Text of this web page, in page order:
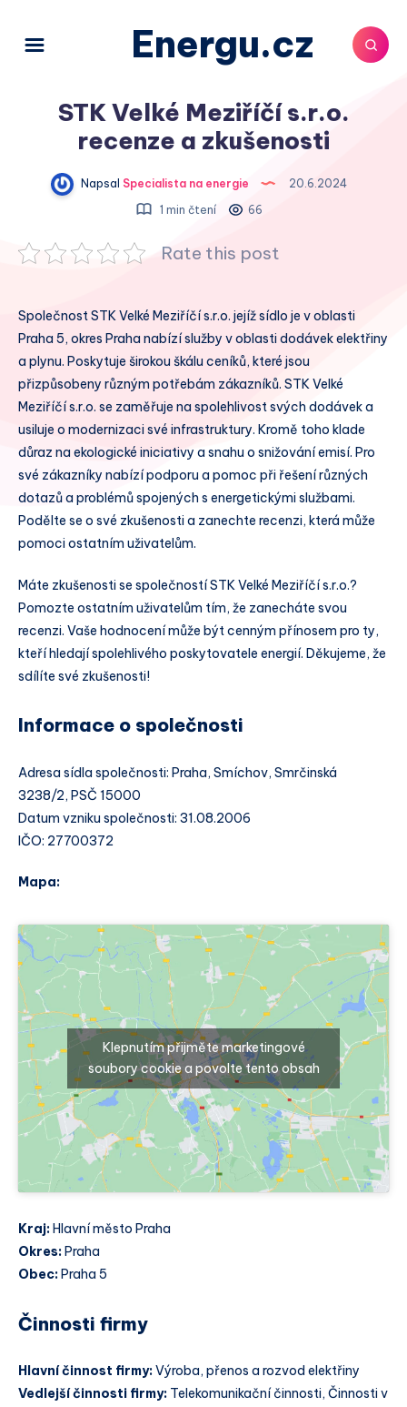
Energu.cz
STK Velké Meziříčí s.r.o.
recenze a zkušenosti
Napsal Specialista na energie
20.6.2024
1 min čtení
66
Rate this post
Společnost STK Velké Meziříčí s.r.o. jejíž sídlo je v oblasti
Praha 5, okres Praha nabízí služby v oblasti dodávek elektřiny
a plynu. Poskytuje širokou škálu ceníků, které jsou
přizpůsobeny různým potřebám zákazníků. STK Velké
Meziříčí s.r.o. se zaměřuje na spolehlivost svých dodávek a
usiluje o modernizaci své infrastruktury. Kromě toho klade
důraz na ekologické iniciativy a snahu o snižování emisí. Pro
své zákazníky nabízí podporu a pomoc při řešení různých
dotazů a problémů spojených s energetickými službami.
Podělte se o své zkušenosti a zanechte recenzi, která může
pomoci ostatním uživatelům.
Máte zkušenosti se společností STK Velké Meziříčí s.r.o.?
Pomozte ostatním uživatelům tím, že zanecháte svou
recenzi. Vaše hodnocení může být cenným přínosem pro ty,
kteří hledají spolehlivého poskytovatele energií. Děkujeme, že
sdílíte své zkušenosti!
Informace o společnosti
Adresa sídla společnosti: Praha, Smíchov, Smrčinská
3238/2, PSČ 15000
Datum vzniku společnosti: 31.08.2006
IČO: 27700372
Mapa:
Klepnutím přijměte marketingové
soubory cookie a povolte tento obsah
Kraj: Hlavní město Praha
Okres: Praha
Obec: Praha 5
Činnosti firmy
Hlavní činnost firmy:Výroba, přenos a rozvod elektřiny
Vedlejší činnosti firmy: Telekomunikační činnosti, Činnosti v